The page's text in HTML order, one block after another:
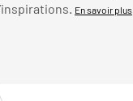
En savoir plus